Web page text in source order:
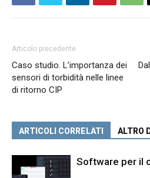
Articolo precedente
Caso studio. L’importanza dei
sensori di torbidità nelle linee
di ritorno CIP
ARTICOLI CORRELATI ALTRO
Software per il